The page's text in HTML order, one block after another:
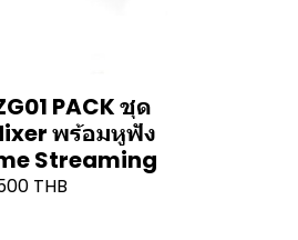
PACK ชุด
พร้อมหูฟัง
Streaming
THB